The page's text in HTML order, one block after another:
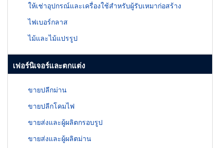
ให้เช่าอุปกรณ์และเครื่องใช้สำหรับผู้รับเหมาก่อสร้าง
ไฟเบอร์กลาส
ไม้และไม้แปรรูป
เฟอร์นิเจอร์และตกแต่ง
ขายปลีกม่าน
ขายปลีกโคมไฟ
ขายส่งและผู้ผลิตกรอบรูป
ขายส่งและผู้ผลิตม่าน